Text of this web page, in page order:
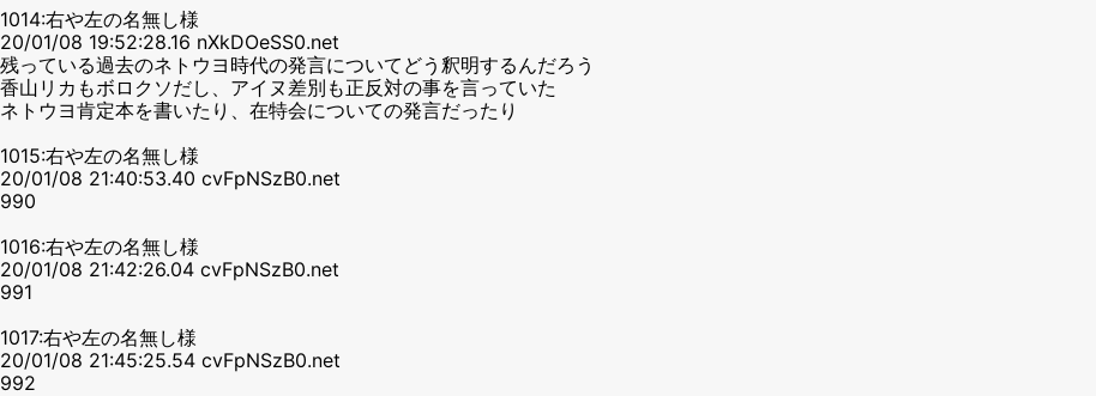
1014:右や左の名無し様
20/01/08 19:52:28.16 nXkDOeSS0.net
残っている過去のネトウヨ時代の発言についてどう釈明するんだろう
香山リカもボロクソだし、アイヌ差別も正反対の事を言っていた
ネトウヨ肯定本を書いたり、在特会についての発言だったり
1015:右や左の名無し様
20/01/08 21:40:53.40 cvFpNSzB0.net
990
1016:右や左の名無し様
20/01/08 21:42:26.04 cvFpNSzB0.net
991
1017:右や左の名無し様
20/01/08 21:45:25.54 cvFpNSzB0.net
992